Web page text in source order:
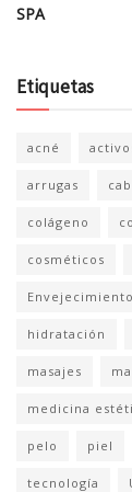
SPA
Etiquetas
acné
arrugas
colágeno
cosméticos
Envejecimiento
hidratación
masajes
medicina
pelo piel
tecnología